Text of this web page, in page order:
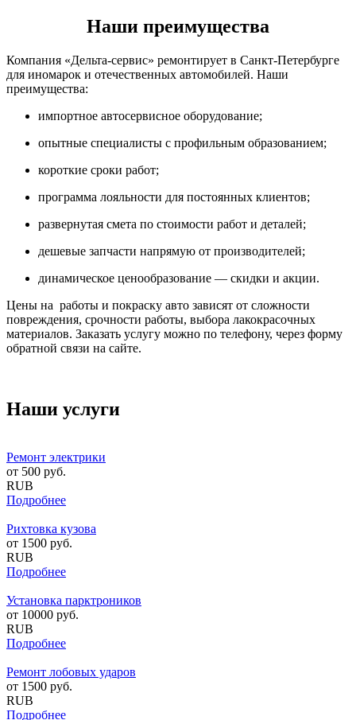
Наши преимущества
Компания «Дельта-сервис» ремонтирует в Санкт-Петербурге
для иномарок и отечественных автомобилей. Наши
преимущества:
импортное автосервисное оборудование;
опытные специалисты с профильным образованием;
короткие сроки работ;
программа лояльности для постоянных клиентов;
развернутая смета по стоимости работ и деталей;
дешевые запчасти напрямую от производителей;
динамическое ценообразование — скидки и акции.
Цены на работы и покраску авто зависят от сложности
повреждения, срочности работы, выбора лакокрасочных
материалов. Заказать услугу можно по телефону, через форму
обратной связи на сайте.
Наши услуги
Ремонт электрики
от 500 руб.
RUB
Подробнее
Рихтовка кузова
от 1500 руб.
RUB
Подробнее
Установка парктроников
от 10000 руб.
RUB
Подробнее
Ремонт лобовых ударов
от 1500 руб.
RUB
Подробнее